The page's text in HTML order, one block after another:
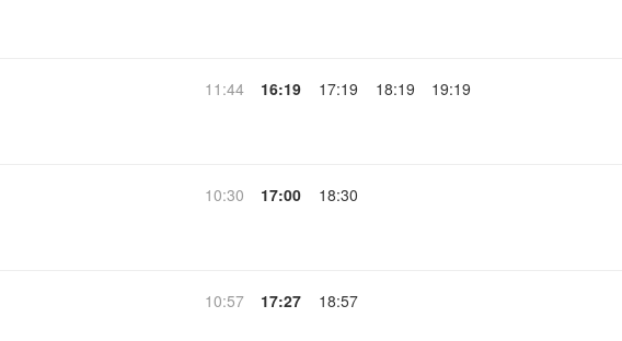
11:44 16:19 17:19 18:19 19:19
10:30 17:00 18:30
10:57 17:27 18:57